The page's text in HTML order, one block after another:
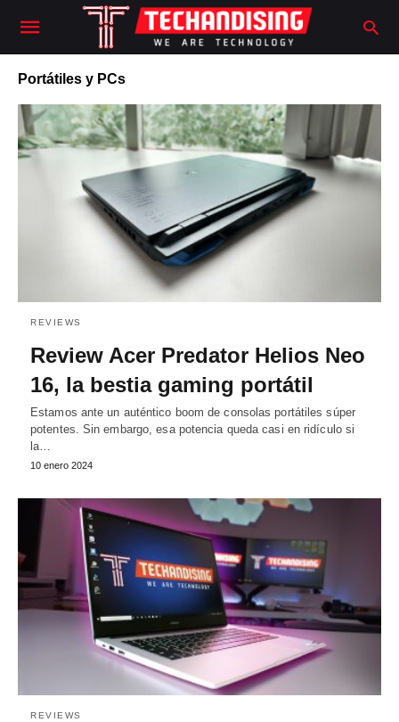
Portátiles y PCs
REVIEWS
Review Acer Predator Helios Neo
16, la bestia gaming portátil
Estamos ante un auténtico boom de consolas portátiles súper
potentes. Sin embargo, esa potencia queda casi en ridículo si
la…
10 enero 2024
REVIEWS